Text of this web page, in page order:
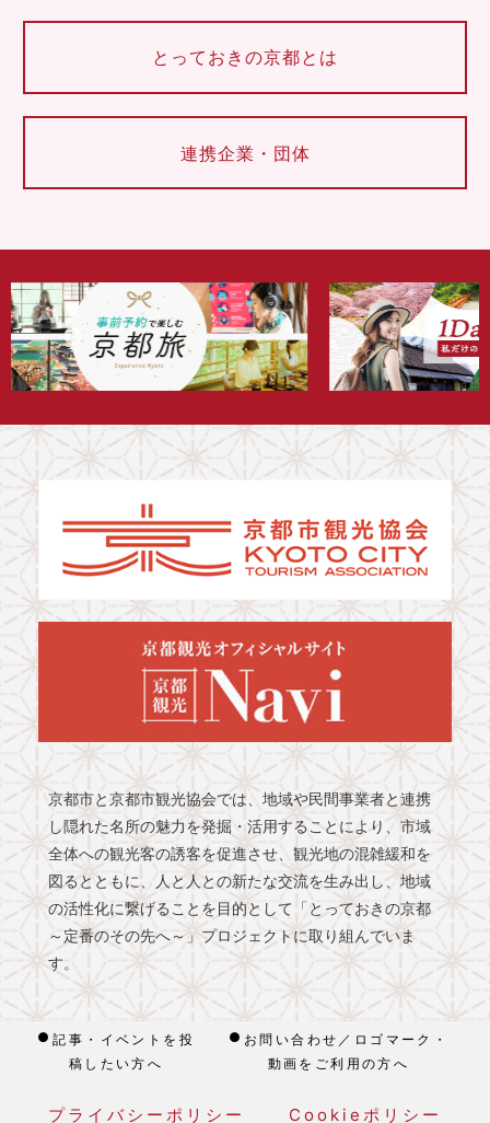
とっておきの京都とは
連携企業・団体
京都市と京都市観光協会では、地域や民間事業者と連携
し隠れた名所の魅力を発掘・活用することにより、市域
全体への観光客の誘客を促進させ、観光地の混雑緩和を
図るとともに、人と人との新たな交流を生み出し、地域
の活性化に繋げることを目的として「とっておきの京都
～定番のその先へ～」プロジェクトに取り組んでいま
す。
記事・イベントを投
稿したい方へ
お問い合わせ／ロゴマーク・
動画をご利用の方へ
プライバシーポリシー Cookieポリシー